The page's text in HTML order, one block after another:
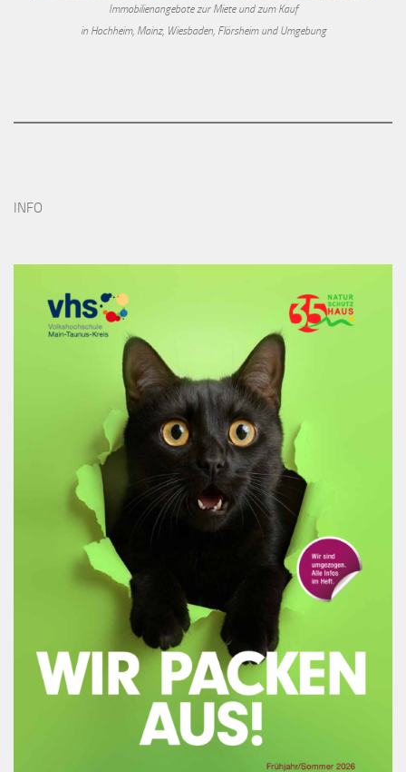
Immobilienangebote zur Miete und zum Kauf
in Hochheim, Mainz, Wiesbaden, Flörsheim und Umgebung
INFO